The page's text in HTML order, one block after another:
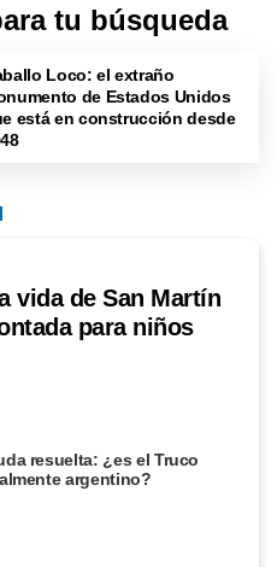
tu búsqueda
Loco: el extraño
de Estados Unidos
está en construcción desde
vida de San Martín
para niños
resuelta: ¿es el Truco
argentino?